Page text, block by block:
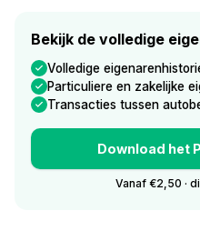
Bekijk de volledige
Volledige
Particuliere en zakelijke
Transacties tussen
Download het
Vanaf €2,50 ·